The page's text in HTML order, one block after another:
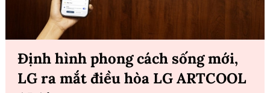
Định hình phong cách sống mới,
LG ra mắt điều hòa LG ARTCOOL